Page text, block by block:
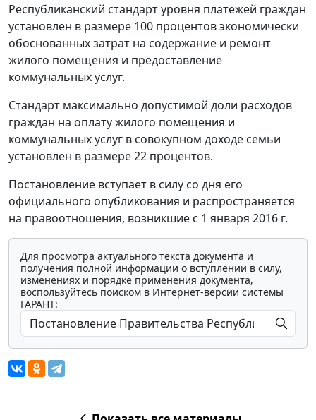
Республиканский стандарт уровня платежей граждан
установлен в размере 100 процентов экономически
обоснованных затрат на содержание и ремонт
жилого помещения и предоставление
коммунальных услуг.
Стандарт максимально допустимой доли расходов
граждан на оплату жилого помещения и
коммунальных услуг в совокупном доходе семьи
установлен в размере 22 процентов.
Постановление вступает в силу со дня его
официального опубликования и распространяется
на правоотношения, возникшие с 1 января 2016 г.
Для просмотра актуального текста документа и
получения полной информации о вступлении в силу,
изменениях и порядке применения документа,
воспользуйтесь поиском в Интернет-версии системы
ГАРАНТ: